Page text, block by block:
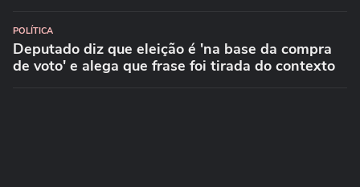
POLÍTICA
Deputado diz que eleição é 'na base da compra
de voto' e alega que frase foi tirada do contexto